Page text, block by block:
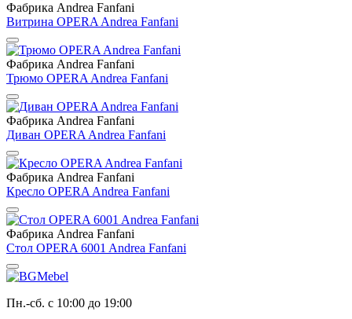
Фабрика Andrea Fanfani
Витрина OPERA Andrea Fanfani
Фабрика Andrea Fanfani
Трюмо OPERA Andrea Fanfani
Фабрика Andrea Fanfani
Диван OPERA Andrea Fanfani
Фабрика Andrea Fanfani
Кресло OPERA Andrea Fanfani
Фабрика Andrea Fanfani
Стол OPERA 6001 Andrea Fanfani
Пн.-сб. с 10:00 до 19:00